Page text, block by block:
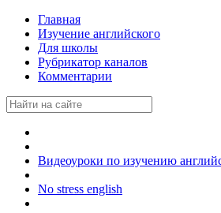
Главная
Изучение английского
Для школы
Рубрикатор каналов
Комментарии
Видеоуроки по изучению
No stress english